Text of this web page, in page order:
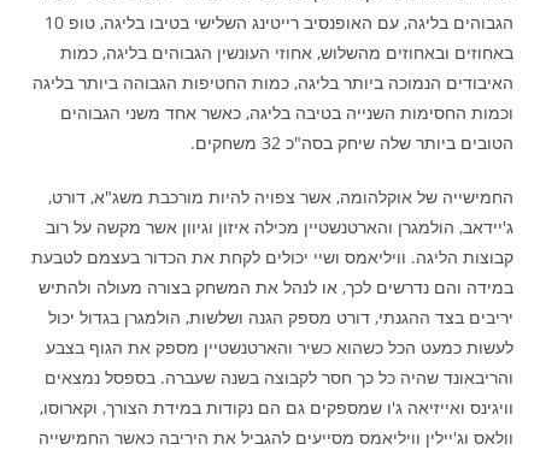
הגבוהים בליגה, עם האופנסיב רייטינג השלישי בטיבו בליגה, טופ 10
באחוזים ובאחוזים מהשלוש, אחוזי העונשין הגבוהים בליגה, כמות
האיבודים הנמוכה ביותר בליגה, כמות החטיפות הגבוהה ביותר בליגה
וכמות החסימות השנייה בטיבה בליגה, כאשר אחד משני הגבוהים
הטובים ביותר שלה שיחק בסה"כ 32 משחקים.
החמישייה של אוקלהומה, אשר צפויה להיות מורכבת משג"א, דורט,
ג'יידאב, הולמגרן והארטנשטיין מכילה איזון וגיוון אשר מקשה על רוב
קבוצות הליגה. וויליאמס ושיי יכולים לקחת את הכדור בעצמם לטבעת
במידה והם נדרשים לכך, או לנהל את המשחק בצורה מעולה ולהתיש
יריבים בצד ההגנתי, דורט מספק הגנה ושלשות, הולמגרן בגדול יכול
לעשות כמעט הכל כשהוא כשיר והארטנשטיין מספק את הגוף בצבע
והריבאונד שהיה כל כך חסר לקבוצה בשנה שעברה. בספסל נמצאים
וויגינס ואייזיאה ג'ו שמספקים גם הם נקודות במידת הצורך, וקארוסו,
וולאס וג'יילין וויליאמס מסייעים להגביל את היריבה כאשר החמישייה